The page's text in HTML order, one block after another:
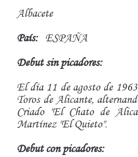
Albacete
País: ESPAÑA
Debut sin picadores:
El día 11 de agosto de
Toros de Alicante,
Criado "El Chato de
Martínez "El Quieto".
Debut con picadores: